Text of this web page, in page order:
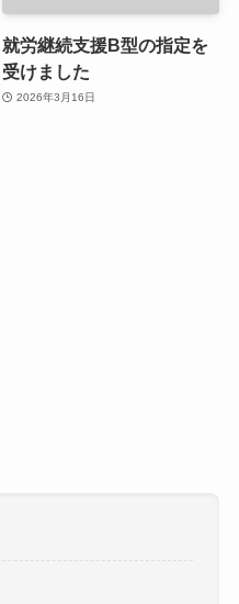
就労継続支援B型の指定を
受けました
2026年3月16日